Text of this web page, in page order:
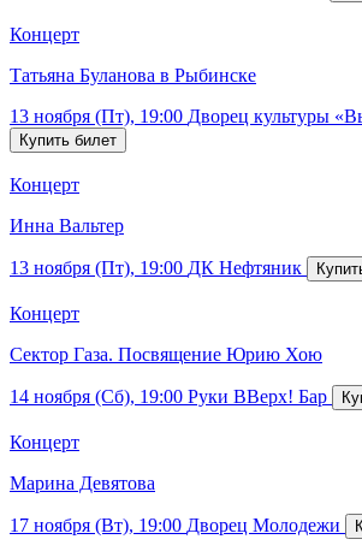
Концерт
Татьяна Буланова в Рыбинске
13 ноября (Пт), 19:00 Дворец культуры
Концерт
Инна Вальтер
13 ноября (Пт), 19:00 ДК Нефтяник
Концерт
Сектор Газа. Посвящение Юрию Хою
14 ноября (Сб), 19:00 Руки ВВерх! Бар
Концерт
Марина Девятова
17 ноября (Вт), 19:00 Дворец Молодежи